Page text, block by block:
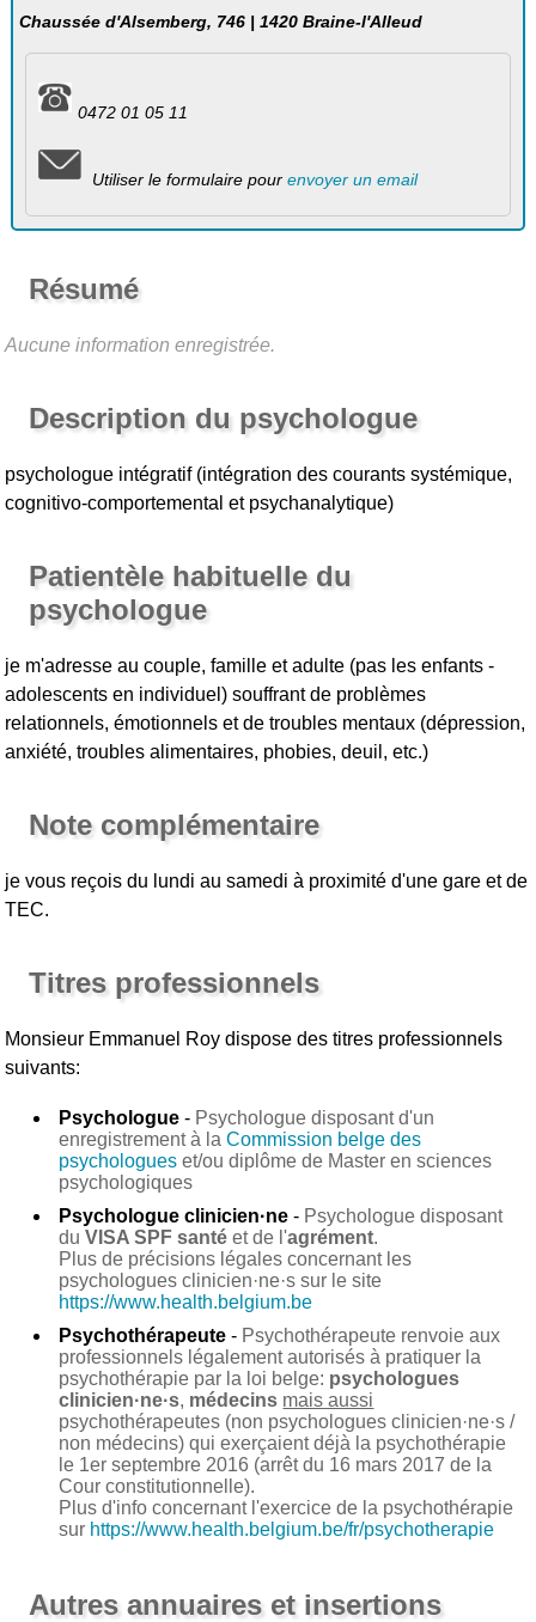
Chaussée d'Alsemberg, 746 | 1420 Braine-l'Alleud
0472 01 05 11
Utiliser le formulaire pour envoyer un email
Résumé
Aucune information enregistrée.
Description du psychologue
psychologue intégratif (intégration des courants systémique,
cognitivo-comportemental et psychanalytique)
Patientèle habituelle du
psychologue
je m'adresse au couple, famille et adulte (pas les enfants -
adolescents en individuel) souffrant de problèmes
relationnels, émotionnels et de troubles mentaux (dépression,
anxiété, troubles alimentaires, phobies, deuil, etc.)
Note complémentaire
je vous reçois du lundi au samedi à proximité d'une gare et de
TEC.
Titres professionnels
Monsieur Emmanuel Roy dispose des titres professionnels
suivants:
Psychologue - Psychologue disposant d'un
enregistrement à laCommission belge des
psychologues et/ou diplôme de Master en sciences
psychologiques
Psychologue clinicien·ne - Psychologue disposant
duVISA SPF santé et de l'agrément.
Plus de précisions légales concernant les
psychologues clinicien·ne·s sur le site
https://www.health.belgium.be
Psychothérapeute - Psychothérapeute renvoie aux
professionnels légalement autorisés à pratiquer la
psychothérapie par la loi belge: psychologues
clinicien·ne·s, médecins mais aussi
psychothérapeutes (non psychologues clinicien·ne·s /
non médecins) qui exerçaient déjà la psychothérapie
le 1er septembre 2016 (arrêt du 16 mars 2017 de la
Cour constitutionnelle).
Plus d'info concernant l'exercice de la psychothérapie
sur https://www.health.belgium.be/fr/psychotherapie
Autres annuaires et insertions